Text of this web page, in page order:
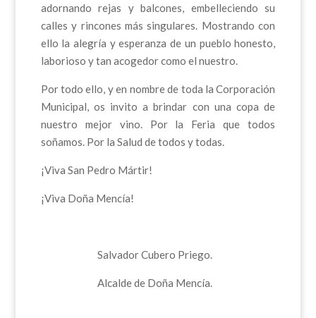
adornando rejas y balcones, embelleciendo su
calles y rincones más singulares. Mostrando con
ello la alegría y esperanza de un pueblo honesto,
laborioso y tan acogedor como el nuestro.
Por todo ello, y en nombre de toda la Corporación
Municipal, os invito a brindar con una copa de
nuestro mejor vino. Por la Feria que todos
soñamos. Por la Salud de todos y todas.
¡Viva San Pedro Mártir!
¡Viva Doña Mencía!
Salvador Cubero Priego.
Alcalde de Doña Mencía.